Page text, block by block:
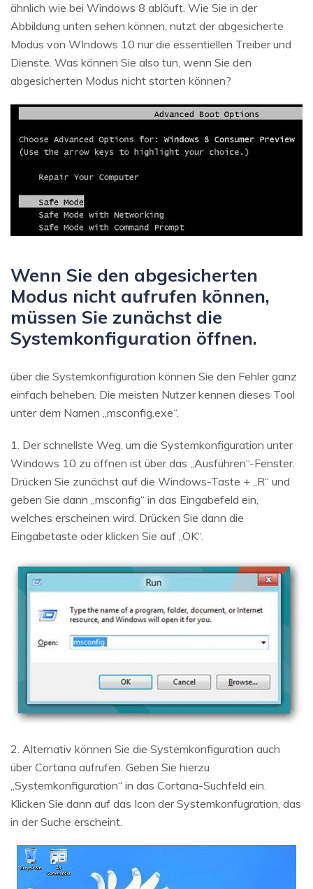
ähnlich wie bei Windows 8 abläuft. Wie Sie in der
Abbildung unten sehen können, nutzt der abgesicherte
Modus von WIndows 10 nur die essentiellen Treiber und
Dienste. Was können Sie also tun, wenn Sie den
abgesicherten Modus nicht starten können?
Wenn Sie den abgesicherten
Modus nicht aufrufen können,
müssen Sie zunächst die
Systemkonfiguration öffnen.
über die Systemkonfiguration können Sie den Fehler ganz
einfach beheben. Die meisten Nutzer kennen dieses Tool
unter dem Namen „msconfig.exe“.
1. Der schnellste Weg, um die Systemkonfiguration unter
Windows 10 zu öffnen ist über das „Ausführen“-Fenster.
Drücken Sie zunächst auf die Windows-Taste + „R“ und
geben Sie dann „msconfig“ in das Eingabefeld ein,
welches erscheinen wird. Drücken Sie dann die
Eingabetaste oder klicken Sie auf „OK“.
2. Alternativ können Sie die Systemkonfiguration auch
über Cortana aufrufen. Geben Sie hierzu
„Systemkonfiguration“ in das Cortana-Suchfeld ein.
Klicken Sie dann auf das Icon der Systemkonfugration, das
in der Suche erscheint.